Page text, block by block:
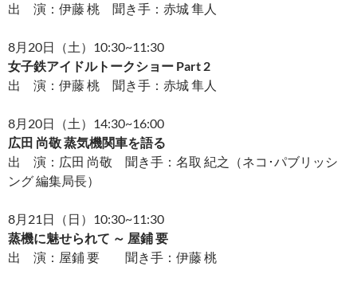
出 演：伊藤 桃 聞き手：赤城 隼人
8月20日（土）10:30~11:30
女子鉄アイドルトークショー Part 2
出 演：伊藤 桃 聞き手：赤城 隼人
8月20日（土）14:30~16:00
広田 尚敬 蒸気機関車を語る
出 演：広田 尚敬 聞き手：名取 紀之（ネコ･パブリッシ
ング 編集局長）
8月21日（日）10:30~11:30
蒸機に魅せられて ～ 屋鋪 要
出 演：屋鋪 要 聞き手：伊藤 桃